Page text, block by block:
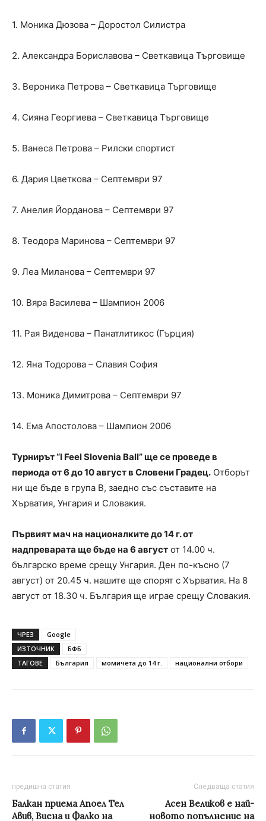
1. Моника Дюзова – Доростол Силистра
2. Александра Бориславова – Светкавица Търговище
3. Вероника Петрова – Светкавица Търговище
4. Сияна Георгиева – Светкавица Търговище
5. Ванеса Петрова – Рилски спортист
6. Дария Цветкова – Септември 97
7. Анелия Йорданова – Септември 97
8. Теодора Маринова – Септември 97
9. Леа Миланова – Септември 97
10. Вяра Василева – Шампион 2006
11. Рая Виденова – Панатлитикос (Гърция)
12. Яна Тодорова – Славия София
13. Моника Димитрова – Септември 97
14. Ема Апостолова – Шампион 2006
Турнирът “I Feel Slovenia Ball” ще се проведе в
периода от 6 до 10 август в Словени Градец. Отборът
ни ще бъде в група B, заедно със съставите на
Хърватия, Унгария и Словакия.
Първият мач на националките до 14 г. от
надпреварата ще бъде на 6 август от 14.00 ч.
българско време срещу Унгария. Ден по-късно (7
август) от 20.45 ч. нашите ще спорят с Хърватия. На 8
август от 18.30 ч. България ще играе срещу Словакия.
ЧРЕЗ
Google
ИЗТОЧНИК
БФБ
ТАГОВЕ
България момичета до 14 г. национални отбори
предишна статия
Балкан приема Апоел Тел
Авив, Виена и Фалко на
Следваща статия
Асен Великов е най-
новото попълнение на